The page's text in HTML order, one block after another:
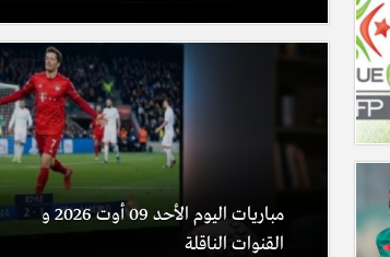
مباريات اليوم الأحد 09 أوت 2026 و
القنوات الناقلة